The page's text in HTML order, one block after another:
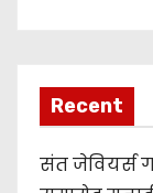
Recent
संत जेवियर्स